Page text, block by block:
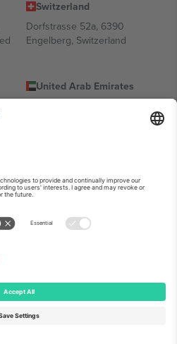
Switzerland
Dorfstrasse 52a, 6390
Engelberg, Switzerland
United Arab Emirates
Building A1, Office 302, Dubai,
პირი იცვლება
გვერდი და
და